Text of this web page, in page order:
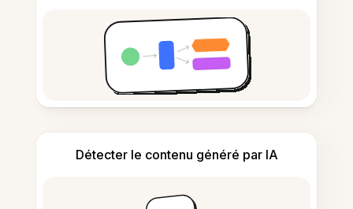
Détecter le contenu généré par IA